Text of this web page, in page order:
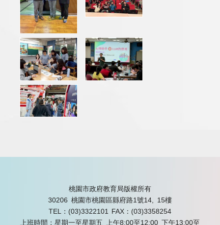
桃園市政府教育局版權所有
30206 桃園市桃園區縣府路1號14, 15樓
TEL：(03)3322101 FAX：(03)3358254
上班時間：星期一至星期五 上午8:00至12:00 下午13:00至